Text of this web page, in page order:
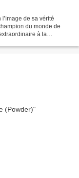
de sa vérité
du monde de
à la